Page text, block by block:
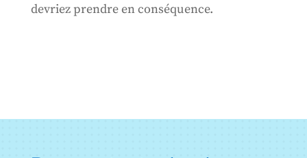
devriez prendre en conséquence.